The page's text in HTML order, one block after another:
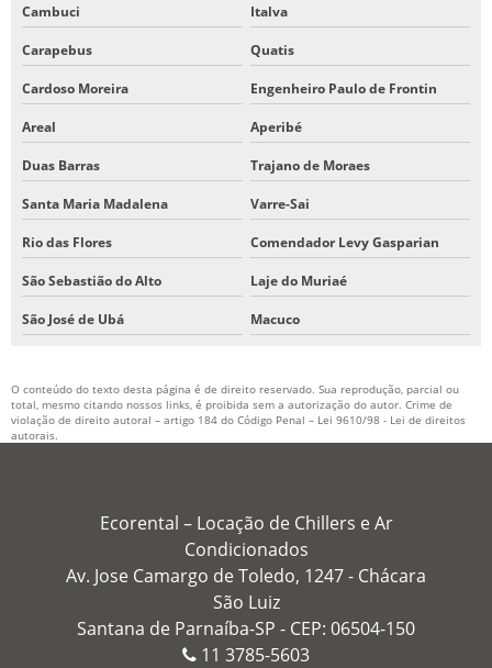
Cambuci Italva
Carapebus Quatis
Cardoso Moreira Engenheiro Paulo de Frontin
Areal Aperibé
Duas Barras Trajano de Moraes
Santa Maria Madalena Varre-Sai
Rio das Flores Comendador Levy Gasparian
São Sebastião do Alto Laje do Muriaé
São José de Ubá Macuco
O conteúdo do texto desta página é de direito reservado. Sua reprodução, parcial ou
total, mesmo citando nossos links, é proibida sem a autorização do autor. Crime de
violação de direito autoral – artigo 184 do Código Penal – Lei 9610/98 - Lei de direitos
autorais.
Ecorental – Locação de Chillers e Ar
Condicionados
Av. Jose Camargo de Toledo, 1247 - Chácara
São Luiz
Santana de Parnaíba-SP - CEP: 06504-150
11 3785-5603